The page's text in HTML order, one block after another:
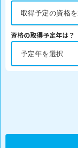
資格の取得予定年は？